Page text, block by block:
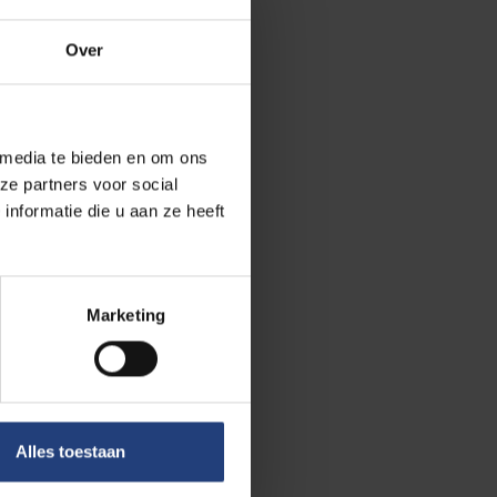
Over
te bieden en om ons
partners voor social
die u aan ze heeft
Marketing
Alles toestaan
topics,
University
topics.
be sure to